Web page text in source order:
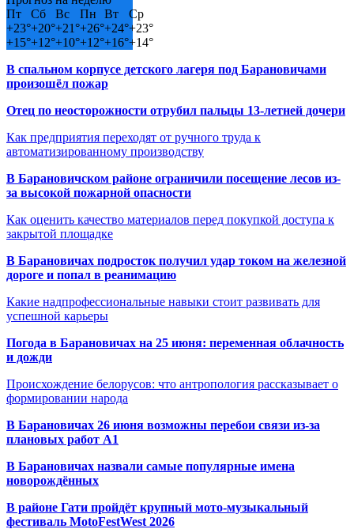
Пт
Сб Вс Пн Вт
Ср
+23°+20°+21°+26°+24°+23°
+15°+12°+10°+12°+16°+14°
В спальном корпусе детского лагеря под Барановичами
произошёл пожар
Отец по неосторожности отрубил пальцы 13-летней дочери
Как предприятия переходят от ручного труда к
автоматизированному производству
В Барановичском районе ограничили посещение лесов из-
за высокой пожарной опасности
Как оценить качество материалов перед покупкой доступа к
закрытой площадке
В Барановичах подросток получил удар током на железной
дороге и попал в реанимацию
Какие надпрофессиональные навыки стоит развивать для
успешной карьеры
Погода в Барановичах на 25 июня: переменная облачность
и дожди
Происхождение белорусов: что антропология рассказывает о
формировании народа
В Барановичах 26 июня возможны перебои связи из-за
плановых работ A1
В Барановичах назвали самые популярные имена
новорождённых
В районе Гати пройдёт крупный мото-музыкальный
фестиваль MotoFestWest 2026